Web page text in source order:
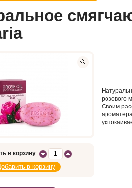
в корзину
розового
Своим